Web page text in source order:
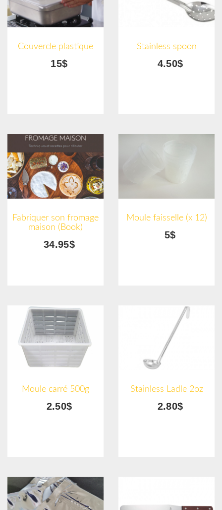
Couvercle plastique
15$
Stainless spoon
4.50$
Fabriquer son fromage
maison (Book)
34.95$
Moule faisselle (x 12)
5$
Moule carré 500g
2.50$
Stainless Ladle 2oz
2.80$